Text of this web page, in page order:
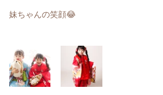
妹ちゃんの笑顔😂